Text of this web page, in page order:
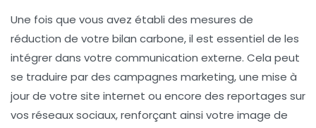
Une fois que vous avez établi des mesures de
réduction de votre bilan carbone, il est essentiel de les
intégrer dans votre communication externe. Cela peut
se traduire par des campagnes marketing, une mise à
jour de votre site internet ou encore des reportages sur
vos réseaux sociaux, renforçant ainsi votre image de